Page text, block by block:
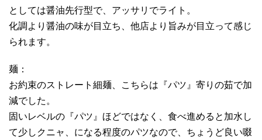
としては醤油先行型で、アッサリでライト。
化調より醤油の味が目立ち、他店より旨みが目立って感じ
られます。
麺：
お約束のストレート細麺、こちらは『パツ』寄りの茹で加
減でした。
固いレベルの『パツ』ほどではなく、食べ進めると加水し
て少しクニャ、になる程度のパツなので、ちょうど良い啜